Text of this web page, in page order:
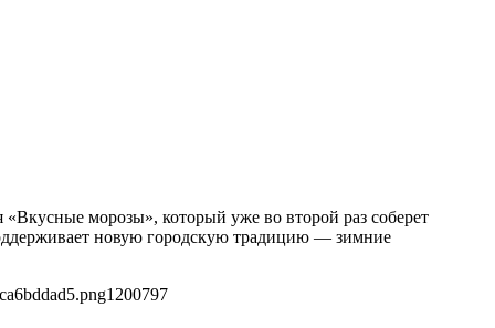
«Вкусные морозы», который уже во второй раз соберет
новую городскую традицию — зимние
1200797